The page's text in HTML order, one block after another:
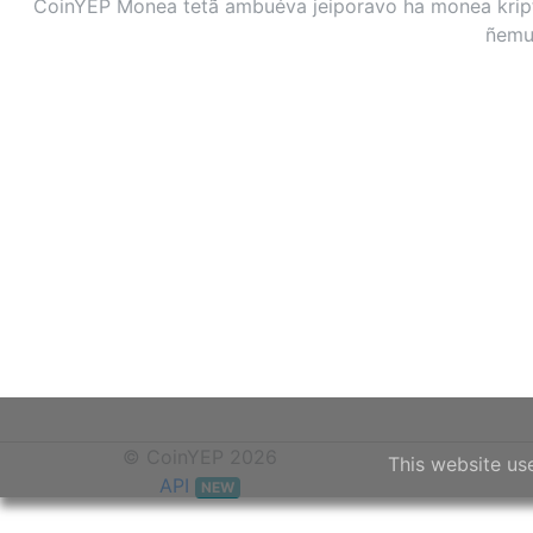
CoinYEP Monea tetã ambuéva jeiporavo ha monea
API NEW
This website